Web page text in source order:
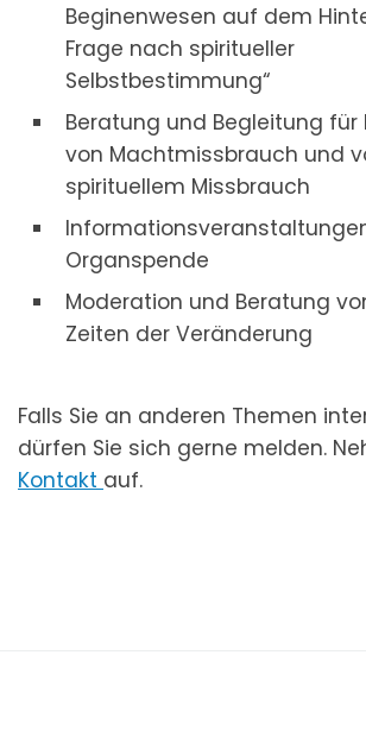
Beginenwesen auf dem
Frage nach spiritueller
Selbstbestimmung“
Beratung und Begleitung für
von Machtmissbrauch und
spirituellem Missbrauch
Organspende
Moderation und Beratung
Zeiten der Veränderung
Falls Sie an anderen Themen
dürfen Sie sich gerne melden.
Kontakt auf.